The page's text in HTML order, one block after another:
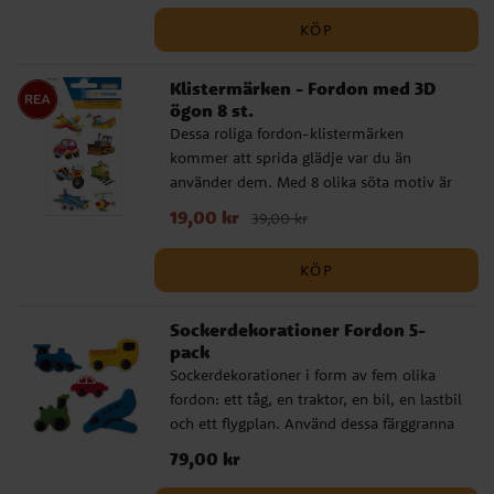
KÖP
Klistermärken - Fordon med 3D
ögon 8 st.
Dessa roliga fordon-klistermärken
kommer att sprida glädje var du än
använder dem. Med 8 olika söta motiv är
de perfekta för att dekorera
anteckningsböcker, brev, inbjudningar eller
gåva. Dessa klistermärken är en rolig och
Nuvarande pris:19,00 kr
19,00 kr 39,00 kr
KÖP
Sockerdekorationer Fordon 5-
pack
Sockerdekorationer i form av fem olika
fordon: ett tåg, en traktor, en bil, en lastbil
och ett flygplan. Använd dessa färggranna
dekorationer för att enkelt pryda tårtor,
muffins eller andra bakverk. Ingredienser:
Pris:79,00 kr
79,00 kr